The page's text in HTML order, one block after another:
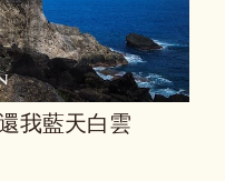
我藍天白雲